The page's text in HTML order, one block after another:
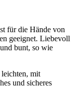
für die Hände von
geeignet. Liebevoll
bunt, so wie
mit
und sicheres